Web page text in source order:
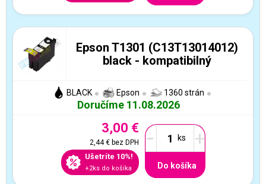
Epson T1301 (C13T13014012)
black - kompatibilný
BLACK Epson 1360 strán
Doručíme 11.08.2026
3,00 €
2,44 €bez DPH
Ušetríte 10%!
+2ks do košíka
- +
Do košíka